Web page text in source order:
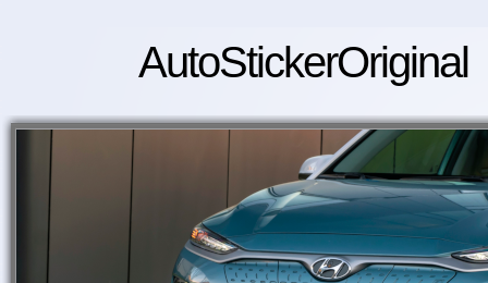
AutoStickerOriginal